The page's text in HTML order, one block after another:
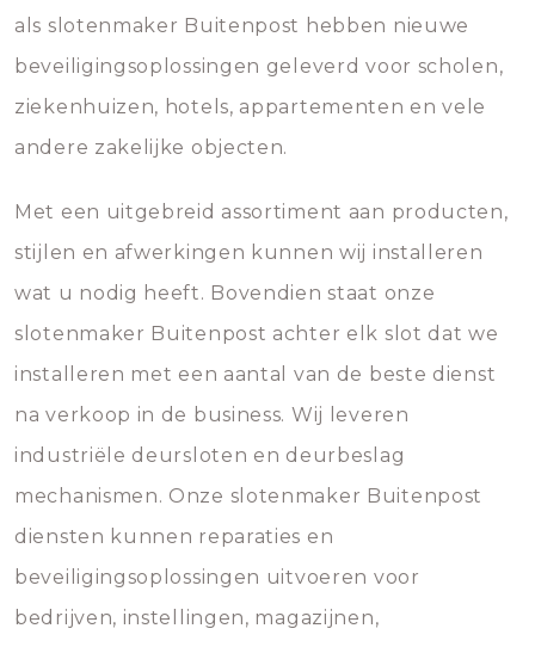
als slotenmaker Buitenpost hebben nieuwe
beveiligingsoplossingen geleverd voor scholen,
ziekenhuizen, hotels, appartementen en vele
andere zakelijke objecten.
Met een uitgebreid assortiment aan producten,
stijlen en afwerkingen kunnen wij installeren
wat u nodig heeft. Bovendien staat onze
slotenmaker Buitenpost achter elk slot dat we
installeren met een aantal van de beste dienst
na verkoop in de business. Wij leveren
industriële deursloten en deurbeslag
mechanismen. Onze slotenmaker Buitenpost
diensten kunnen reparaties en
beveiligingsoplossingen uitvoeren voor
bedrijven, instellingen, magazijnen,